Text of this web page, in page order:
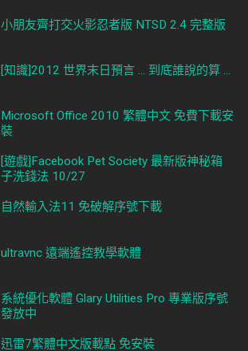
小朋友齊打交火影忍者版 NTSD 2.4 完整版
[知識]2012 世界末日預言 ... 到底誰說的算 ...
Microsoft Office 2010 繁體中文 免費下載安
裝
[遊戲]Facebook Pet Society 最新版神秘箱
子洗錢法 10/27
自然輸入法11 免破解序號下載
ultravnc 遠端遙控教學軟體
系統優化軟體 Glary Utilities Pro 專業版序號
發放中
迅雷7繁體中文版載點 免安裝